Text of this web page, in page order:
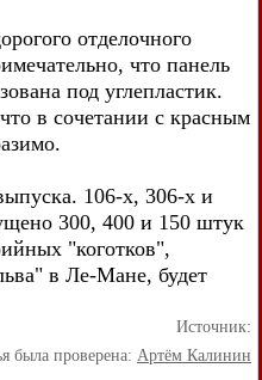
отделочного
что панель
под углепластик.
в сочетании с красным
106-х, 306-х и
300, 400 и 150 штук
"коготков",
в Ле-Мане, будет
Источник:
была проверена: Артём Калинин